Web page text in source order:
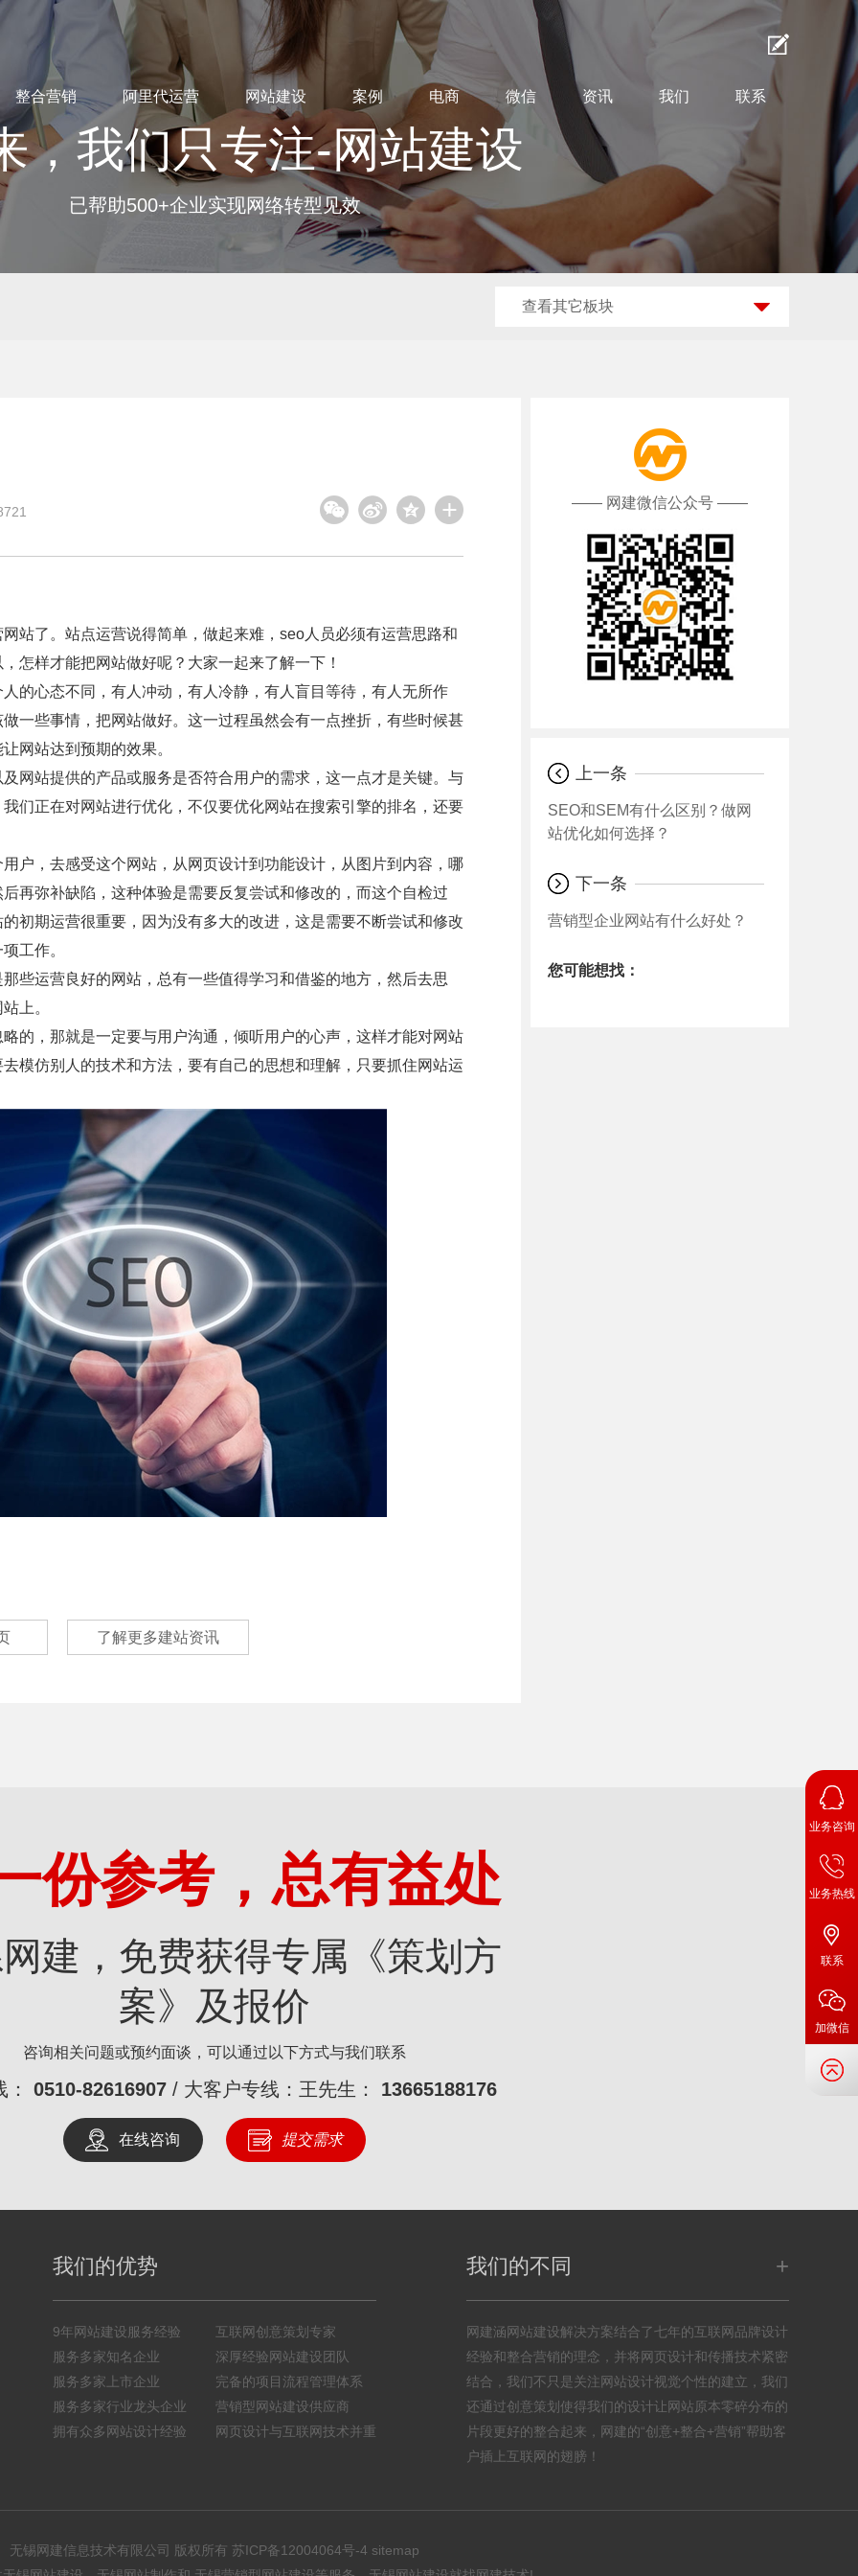
整合营销 阿里代运营 网站建设 案例 电商 微信 资讯 我们 联系
，我们只专注-网站建设
已帮助500+企业实现网络转型见效
查看其它板块
站了。站点运营说得简单，做起来难，seo人员必须有运营思路和
怎样才能把网站做好呢？大家一起来了解一下！
的心态不同，有人冲动，有人冷静，有人盲目等待，有人无所作
一些事情，把网站做好。这一过程虽然会有一点挫折，有些时候甚
网站达到预期的效果。
网站提供的产品或服务是否符合用户的需求，这一点才是关键。与
们正在对网站进行优化，不仅要优化网站在搜索引擎的排名，还要
户，去感受这个网站，从网页设计到功能设计，从图片到内容，哪
再弥补缺陷，这种体验是需要反复尝试和修改的，而这个自检过
初期运营很重要，因为没有多大的改进，这是需要不断尝试和修改
工作。
些运营良好的网站，总有一些值得学习和借鉴的地方，然后去思
上。
的，那就是一定要与用户沟通，倾听用户的心声，这样才能对网站
模仿别人的技术和方法，要有自己的思想和理解，只要抓住网站运
了解更多建站资讯
—— 网建微信公众号 ——
上一条
SEO和SEM有什么区别？做网
站优化如何选择？
下一条
营销型企业网站有什么好处？
您可能想找：
份参考，总有益处
建，免费获得专属《策划方
案》及报价
咨询相关问题或预约面谈，可以通过以下方式与我们联系
： 0510-82616907 / 大客户专线：王先生： 13665188176
在线咨询 提交需求
我们的优势
9年网站建设服务经验
服务多家知名企业
服务多家上市企业
服务多家行业龙头企业
拥有众多网站设计经验
互联网创意策划专家
深厚经验网站建设团队
完备的项目流程管理体系
营销型网站建设供应商
网页设计与互联网技术并重
我们的不同 +
网建涵网站建设解决方案结合了七年的互联网品牌设计
经验和整合营销的理念，并将网页设计和传播技术紧密
结合，我们不只是关注网站设计视觉个性的建立，我们
还通过创意策划使得我们的设计让网站原本零碎分布的
片段更好的整合起来，网建的“创意+整合+营销”帮助客
户插上互联网的翅膀！
无锡网建信息技术有限公司 版权所有 苏ICP备12004064号-4 sitemap
业务咨询
业务热线
联系
加微信